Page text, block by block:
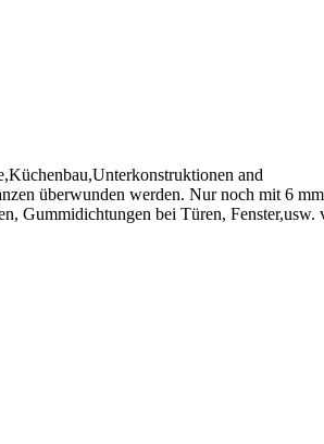
and
überwunden werden. Nur noch mit 6
Gummidichtungen bei Türen,